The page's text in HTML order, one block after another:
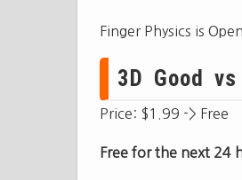
Finger Physics is
3D Good
Price: $1.99 -> Free
Free for the next 24